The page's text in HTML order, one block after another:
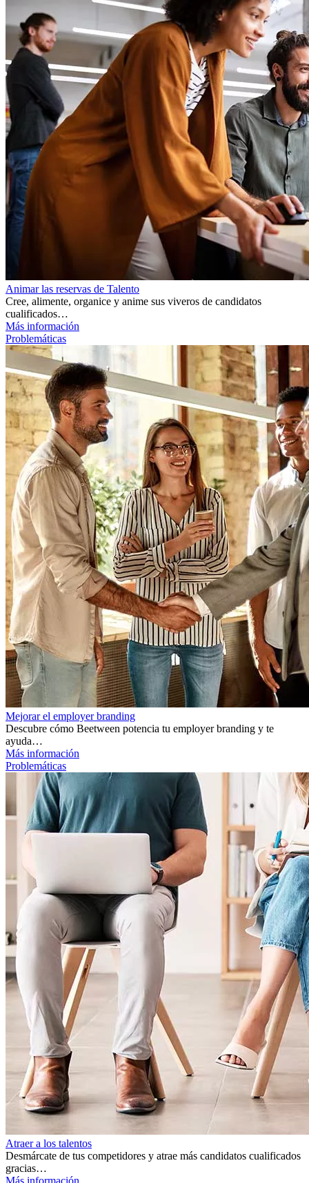
Animar las reservas de Talento
Cree, alimente, organice y anime sus viveros de candidatos
cualificados…
Más información
Problemáticas
Mejorar el employer branding
Descubre cómo Beetween potencia tu employer branding y te
ayuda…
Más información
Problemáticas
Atraer a los talentos
Desmárcate de tus competidores y atrae más candidatos cualificados
gracias…
Más información